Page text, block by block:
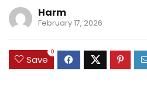
Harm
February 17, 2026
Save
0